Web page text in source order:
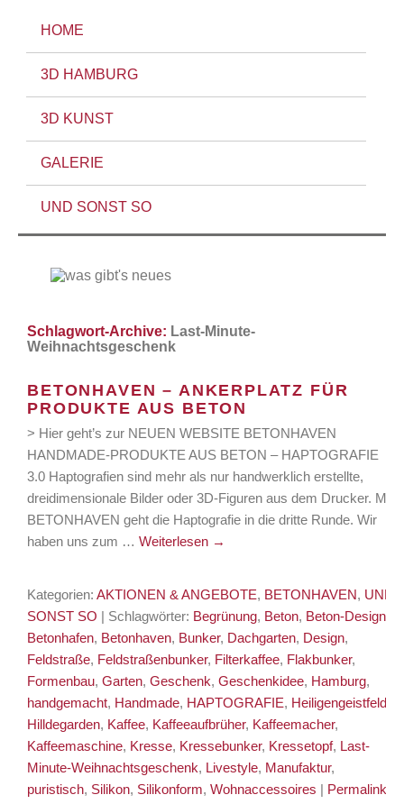
HOME
3D HAMBURG
3D KUNST
GALERIE
UND SONST SO
Schlagwort-Archive: Last-Minute-
Weihnachtsgeschenk
BETONHAVEN – ANKERPLATZ FÜR
PRODUKTE AUS BETON
> Hier geht’s zur NEUEN WEBSITE BETONHAVEN
HANDMADE-PRODUKTE AUS BETON – HAPTOGRAFIE
3.0 Haptografien sind mehr als nur handwerklich erstellte,
dreidimensionale Bilder oder 3D-Figuren aus dem Drucker. Mit
BETONHAVEN geht die Haptografie in die dritte Runde. Wir
haben uns zum …Weiterlesen →
Kategorien:AKTIONEN & ANGEBOTE, BETONHAVEN, UND
SONST SO | Schlagwörter: Begrünung, Beton, Beton-Design
Betonhafen, Betonhaven, Bunker, Dachgarten, Design,
Feldstraße, Feldstraßenbunker, Filterkaffee, Flakbunker,
Formenbau,Garten,Geschenk,Geschenkidee, Hamburg,
handgemacht, Handmade, HAPTOGRAFIE, Heiligengeistfeld
Hilldegarden, Kaffee, Kaffeeaufbrüher, Kaffeemacher,
Kaffeemaschine, Kresse, Kressebunker, Kressetopf, Last-
Minute-Weihnachtsgeschenk, Livestyle, Manufaktur,
puristisch, Silikon, Silikonform,Wohnaccessoires | Permalink